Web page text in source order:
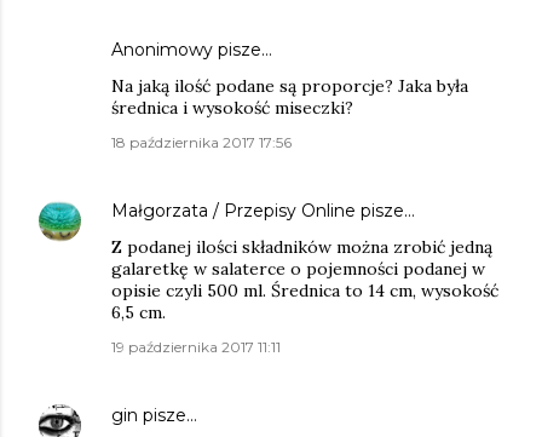
Anonimowy pisze…
Na jaką ilość podane są proporcje? Jaka była
średnica i wysokość miseczki?
18 października 2017 17:56
Małgorzata / Przepisy Online pisze…
Z podanej ilości składników można zrobić jedną
galaretkę w salaterce o pojemności podanej w
opisie czyli 500 ml. Średnica to 14 cm, wysokość
6,5 cm.
19 października 2017 11:11
gin pisze…